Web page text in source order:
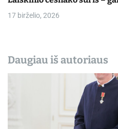
17 birželio, 2026
Daugiau iš autoriaus